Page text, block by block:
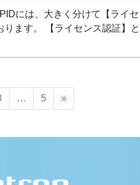
には、大きく分けて【ライ
ります。 【ライセンス認証】
… 5 »